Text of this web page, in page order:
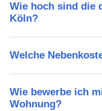
Wie hoch sind die
Köln?
Welche
Wie bewerbe ich
Wohnung?